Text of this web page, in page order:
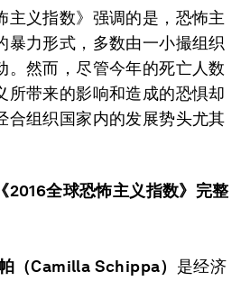
主义指数》强调的是，恐怖主
暴力形式，多数由一小撮组织
。然而，尽管今年的死亡人数
所带来的影响和造成的恐惧却
合组织国家内的发展势头尤其
2016全球恐怖主义指数》完整
（Camilla Schippa） 是经济